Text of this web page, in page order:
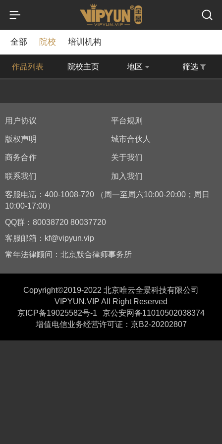
全部 院校 培训机构
作品列表 院校主页 地区 筛选
用户协议 平台规则
版权声明 城市合伙人
商务合作 关于我们
联系我们 加入我们
客服电话：400-1008-720 （周一至周六10:00-20:00；周日
10:00-17:00）
QQ群：80038720 80037720
客服邮箱：kf@vipyun.vip
常年法律顾问：北京默合律师事务所
Copyright©2019-2022 北京唯云全景科技有限公司
VIPYUN.VIP All Right Reserved
京ICP备19025582号-1
京公安网备11010502038374
增值电信业务经营许可证：京B2-20202807